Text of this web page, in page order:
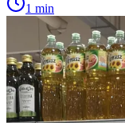
1 min